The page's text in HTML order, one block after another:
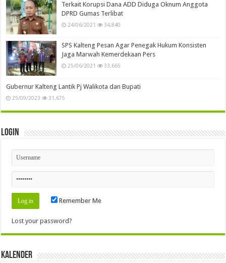
Terkait Korupsi Dana ADD Diduga Oknum Anggota
DPRD Gumas Terlibat
24/06/2021 34,840
SPS Kalteng Pesan Agar Penegak Hukum Konsisten
Jaga Marwah Kemerdekaan Pers
25/06/2021 33,665
Gubernur Kalteng Lantik Pj Walikota dan Bupati
25/09/2023 31,675
Login
Remember Me
Lost your password?
Kalender